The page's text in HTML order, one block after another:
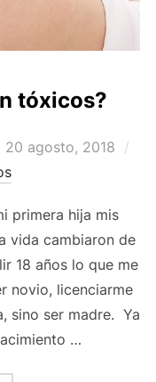
tóxicos?
Publicado
el
20 agosto, 2018
primera hija mis
vida cambiaron de
18 años lo que me
novio, licenciarme
sino ser madre. Ya
…